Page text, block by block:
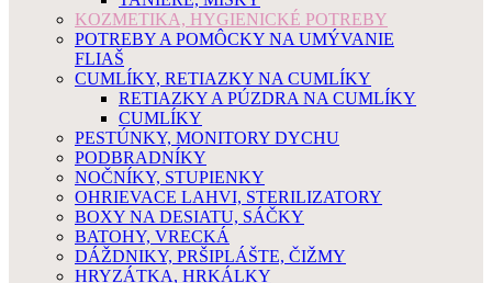
KOZMETIKA, HYGIENICKÉ POTREBY
POTREBY A POMÔCKY NA UMÝVANIE
FLIAŠ
CUMLÍKY, RETIAZKY NA CUMLÍKY
RETIAZKY A PÚZDRA NA CUMLÍKY
CUMLÍKY
PESTÚNKY, MONITORY DYCHU
PODBRADNÍKY
NOČNÍKY, STUPIENKY
OHRIEVACE LAHVI, STERILIZATORY
BOXY NA DESIATU, SÁČKY
BATOHY, VRECKÁ
DÁŽDNIKY, PRŠIPLÁŠTE, ČIŽMY
HRYZÁTKA, HRKÁLKY